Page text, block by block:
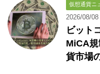
仮想通貨ニ
2026/08/08
ビット
MiCA
貨市場